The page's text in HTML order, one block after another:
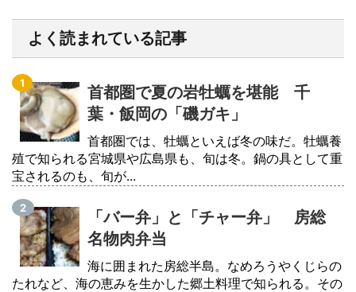
よく読まれている記事
首都圏で夏の岩牡蠣を堪能 千
葉・飯岡の「磯ガキ」
首都圏では、牡蠣といえば冬の味だ。牡蠣養
殖で知られる宮城県や広島県も、旬は冬。鍋の具として重
宝されるのも、旬が...
「バー弁」と「チャー弁」 房総
名物肉弁当
海に囲まれた房総半島。なめろうやくじらの
たれなど、海の恵みを生かした郷土料理で知られる。その